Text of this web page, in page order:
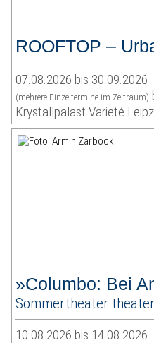
ROOFTOP –
07.08.2026 bis 30.09.2026
(mehrere Einzeltermine im Zeitraum)
Krystallpalast Varieté
»Columbo: Bei
Sommertheater
10.08.2026 bis 14.08.2026